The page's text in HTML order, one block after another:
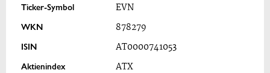
Ticker-Symbol
EVN
WKN 878279
ISIN AT0000741053
Aktienindex ATX